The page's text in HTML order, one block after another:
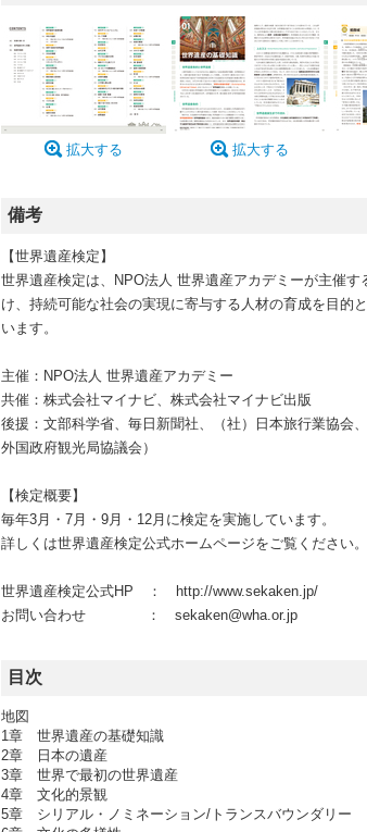
拡大する 拡大する
備考
【世界遺産検定】
世界遺産検定は、NPO法人 世界遺産アカデミーが主催
け、持続可能な社会の実現に寄与する人材の育成を目的
います。
主催：NPO法人 世界遺産アカデミー
共催：株式会社マイナビ、株式会社マイナビ出版
後援：文部科学省、毎日新聞社、（社）日本旅行業協会
外国政府観光局協議会）
【検定概要】
毎年3月・7月・9月・12月に検定を実施しています。
詳しくは世界遺産検定公式ホームページをご覧ください。
世界遺産検定公式HP ： http://www.sekaken.jp/
お問い合わせ ： sekaken@wha.or.jp
目次
地図
1章 世界遺産の基礎知識
2章 日本の遺産
3章 世界で最初の世界遺産
4章 文化的景観
5章 シリアル・ノミネーション/トランスバウンダリー